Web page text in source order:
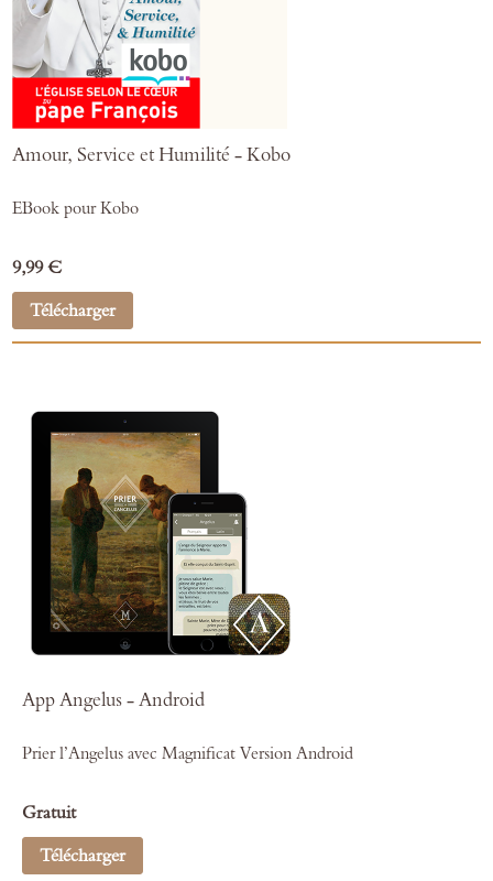
Amour, Service et Humilité - Kobo
EBook pour Kobo
9,99 €
Télécharger
App Angelus - Android
Prier l’Angelus avec Magnificat Version Android
Gratuit
Télécharger